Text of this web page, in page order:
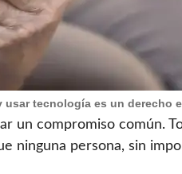
tecnología es un derecho
un compromiso común.
ninguna persona, sin